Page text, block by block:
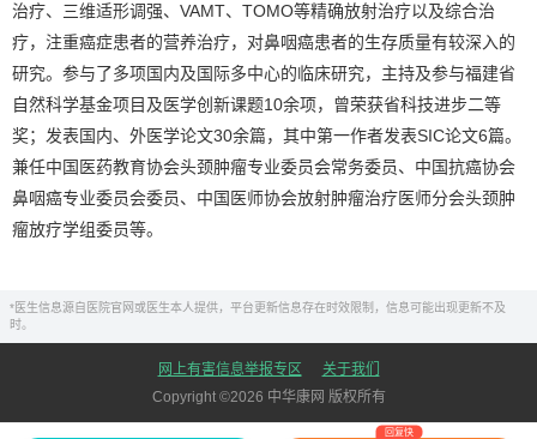
治疗、三维适形调强、VAMT、TOMO等精确放射治疗以及综合治
疗，注重癌症患者的营养治疗，对鼻咽癌患者的生存质量有较深入的
研究。参与了多项国内及国际多中心的临床研究，主持及参与福建省
自然科学基金项目及医学创新课题10余项，曾荣获省科技进步二等
奖；发表国内、外医学论文30余篇，其中第一作者发表SIC论文6篇。
兼任中国医药教育协会头颈肿瘤专业委员会常务委员、中国抗癌协会
鼻咽癌专业委员会委员、中国医师协会放射肿瘤治疗医师分会头颈肿
瘤放疗学组委员等。
*医生信息源自医院官网或医生本人提供，平台更新信息存在时效限制，信息可能出现更新不及
时。
网上有害信息举报专区
关于我们
Copyright ©2026 中华康网 版权所有
回复快